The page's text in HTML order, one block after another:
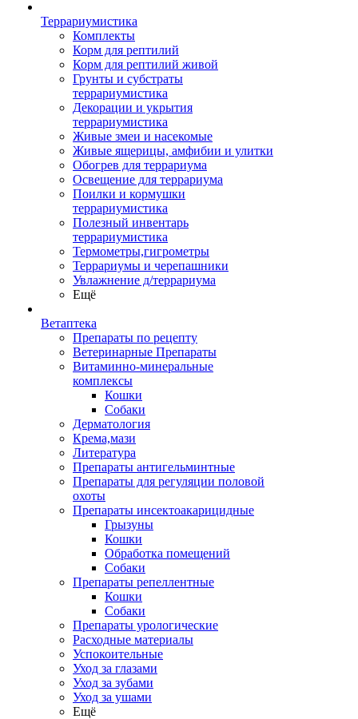
Террариумистика
Комплекты
Корм для рептилий
Корм для рептилий живой
Грунты и субстраты
террариумистика
Декорации и укрытия
террариумистика
Живые змеи и насекомые
Живые ящерицы, амфибии и улитки
Обогрев для террариума
Освещение для террариума
Поилки и кормушки
террариумистика
Полезный инвентарь
террариумистика
Термометры,гигрометры
Террариумы и черепашники
Увлажнение д/террариума
Ещё
Ветаптека
Препараты по рецепту
Ветеринарные Препараты
Витаминно-минеральные
комплексы
Кошки
Собаки
Дерматология
Крема,мази
Литература
Препараты антигельминтные
Препараты для регуляции половой
охоты
Препараты инсектоакарицидные
Грызуны
Кошки
Обработка помещений
Собаки
Препараты репеллентные
Кошки
Собаки
Препараты урологические
Расходные материалы
Успокоительные
Уход за глазами
Уход за зубами
Уход за ушами
Ещё